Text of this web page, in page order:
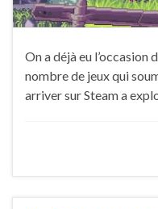
On a déjà eu l’occasion
nombre de jeux qui
arriver sur Steam a